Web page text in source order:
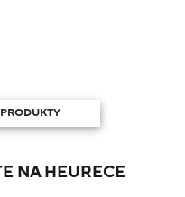
NA HEURECE